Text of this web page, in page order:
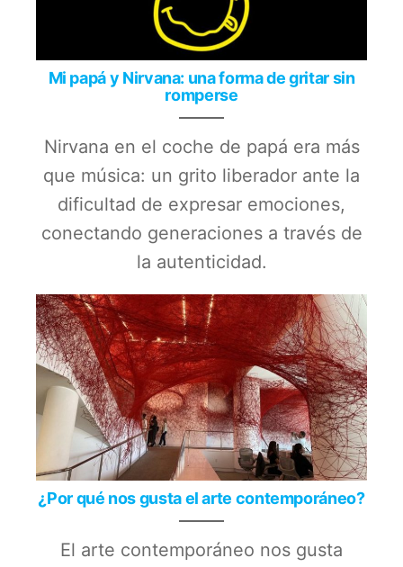
Mi papá y Nirvana: una forma de gritar sin
romperse
Nirvana en el coche de papá era más
que música: un grito liberador ante la
dificultad de expresar emociones,
conectando generaciones a través de
la autenticidad.
¿Por qué nos gusta el arte contemporáneo?
El arte contemporáneo nos gusta